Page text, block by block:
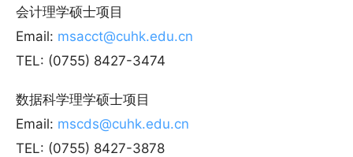
会计理学硕士项目
Email: msacct@cuhk.edu.cn
TEL: (0755) 8427-3474
数据科学理学硕士项目
Email: mscds@cuhk.edu.cn
TEL: (0755) 8427-3878